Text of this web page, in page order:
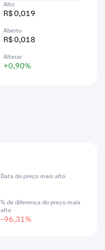
Alto
R$ 0,019
Aberto
R$ 0,018
Alterar
+0,90%
Data do preço mais alto
% de diferença do preço mais
alto
-96,31%